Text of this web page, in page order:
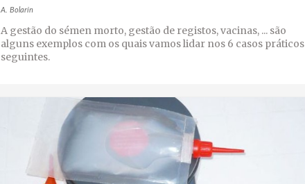
A. Bolarín
A gestão do sémen morto, gestão de registos, vacinas, ... são
alguns exemplos com os quais vamos lidar nos 6 casos práticos
seguintes.